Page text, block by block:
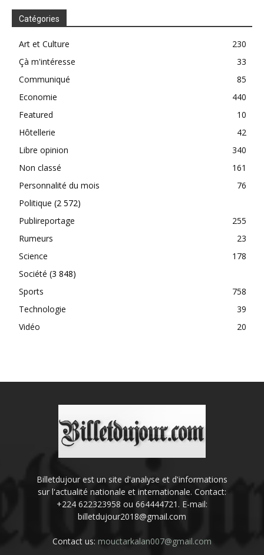
Catégories
Art et Culture
230
Çà m'intéresse
33
Communiqué
85
Economie
440
Featured
10
Hôtellerie
42
Libre opinion
340
Non classé
161
Personnalité du mois
76
Politique (2 572)
Publireportage
255
Rumeurs
23
Science
178
Société (3 848)
Sports
758
Technologie
39
Vidéo
20
Billetdujour est un site d'analyse et d'informations
sur l'actualité nationale et internationale. Contact:
+224 622323958 ou 664444721. E-mail:
billetdujour2018@gmail.com
Contact us: mouctarkalan007@gmail.com